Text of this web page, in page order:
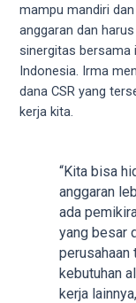
18Tube.tv
you’ll
also
find
exclusive
porn
mampu mandiri
anggaran dan
sinergitas bersama
Indonesia. Irma
dana CSR yang
kerja kita.
“Kita bisa
anggaran
ada
yang besar
perusahaan
kebutuhan
kerja